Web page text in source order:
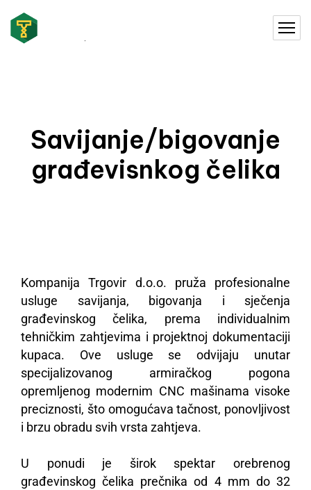
Savijanje/bigovanje
građevisnkog čelika
Kompanija Trgovir d.o.o. pruža profesionalne
usluge savijanja, bigovanja i sječenja
građevinskog čelika, prema individualnim
tehničkim zahtjevima i projektnoj dokumentaciji
kupaca. Ove usluge se odvijaju unutar
specijalizovanog armiračkog pogona
opremljenog modernim CNC mašinama visoke
preciznosti, što omogućava tačnost, ponovljivost
i brzu obradu svih vrsta zahtjeva.
U ponudi je širok spektar orebrenog
građevinskog čelika prečnika od 4 mm do 32